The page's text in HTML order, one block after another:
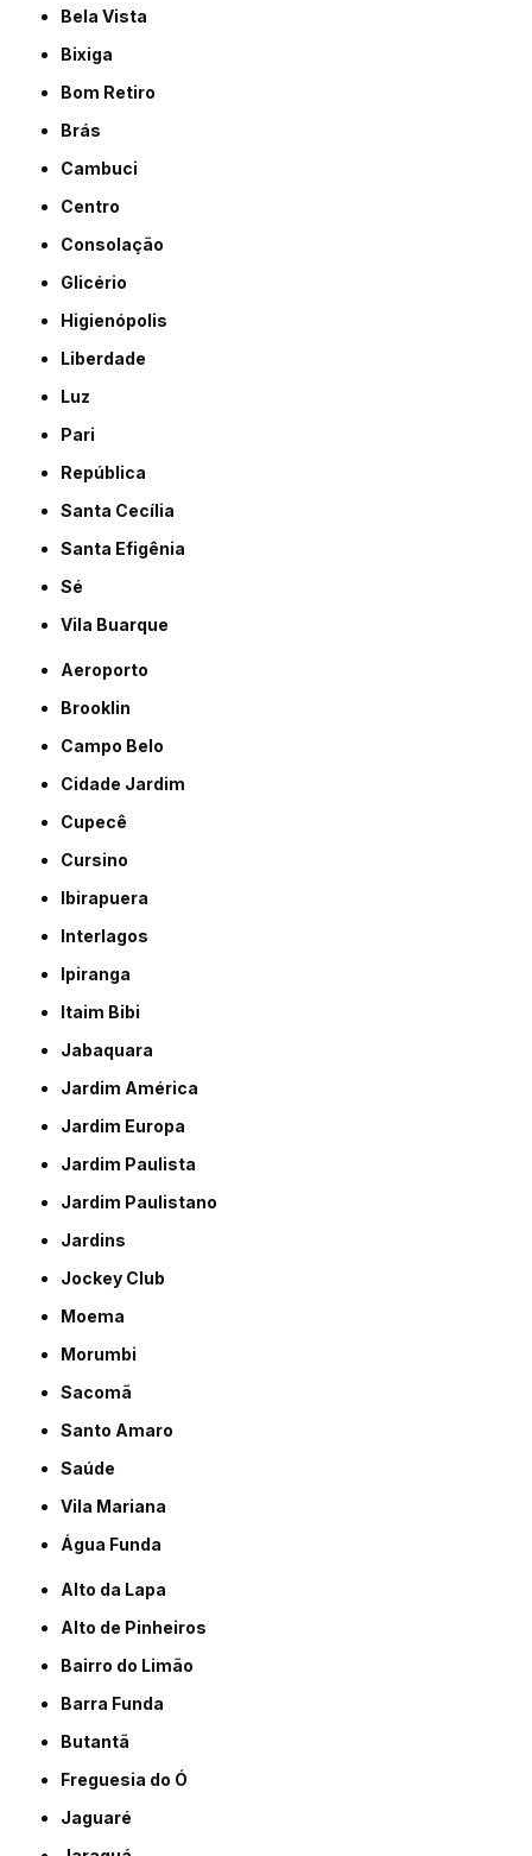
Bela Vista
Bixiga
Bom Retiro
Brás
Cambuci
Centro
Consolação
Glicério
Higienópolis
Liberdade
Luz
Pari
República
Santa Cecília
Santa Efigênia
Sé
Vila Buarque
Aeroporto
Brooklin
Campo Belo
Cidade Jardim
Cupecê
Cursino
Ibirapuera
Interlagos
Ipiranga
Itaim Bibi
Jabaquara
Jardim América
Jardim Europa
Jardim Paulista
Jardim Paulistano
Jardins
Jockey Club
Moema
Morumbi
Sacomã
Santo Amaro
Saúde
Vila Mariana
Água Funda
Alto da Lapa
Alto de Pinheiros
Bairro do Limão
Barra Funda
Butantã
Freguesia do Ó
Jaguaré